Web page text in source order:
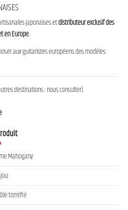
japonaises etdistributeur exclusif des
en Europe.
aux guitaristes européens des modèles
destinations : nous consulter)
Mahogany
torréfié